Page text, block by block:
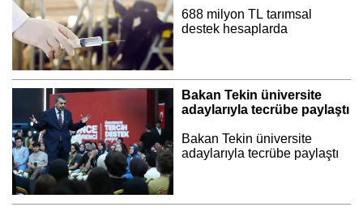
688 milyon TL tarımsal
destek hesaplarda
Bakan Tekin üniversite
adaylarıyla tecrübe paylaştı
Bakan Tekin üniversite
adaylarıyla tecrübe paylaştı